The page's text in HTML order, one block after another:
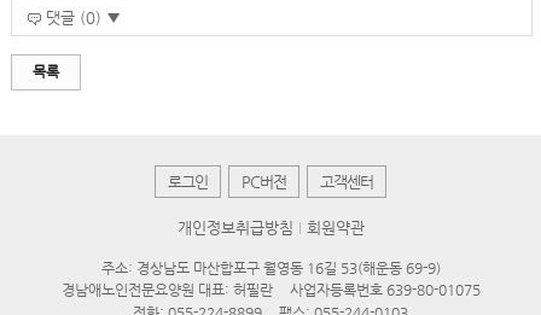
댓글 (0) ▼
목록
로그인 PC버전 고객센터
개인정보취급방침 회원약관
주소: 경상남도 마산합포구 월영동 16길 53(해운동 69-9)
경남애노인전문요양원 대표: 허필란
사업자등록번호 639-80-01075